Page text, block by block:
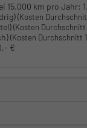
15.000 km pro Jahr:
(Kosten
(Kosten Durchschnitt
(Kosten Durchschnitt
€